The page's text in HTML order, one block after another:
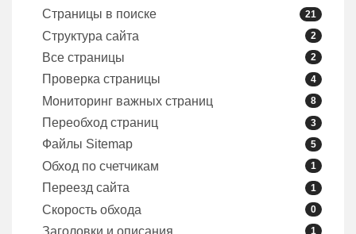
Страницы в поиске 21
Структура сайта 2
Все страницы 2
Проверка страницы 4
Мониторинг важных страниц 8
Переобход страниц 3
Файлы Sitemap 5
Обход по счетчикам 1
Переезд сайта 1
Скорость обхода 0
Заголовки и описания 1